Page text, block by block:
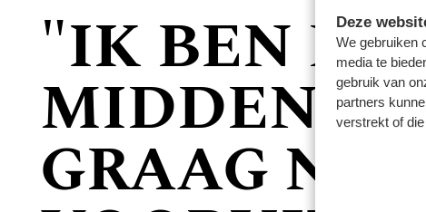
Deze
We gebruiken
media te
gebruik van
partners
verstrekt of
"IK BEN
GRAAG